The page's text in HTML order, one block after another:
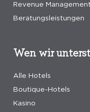
Revenue
Beratungsleistungen
Wen wir
Alle Hotels
Boutique-Hotels
Kasino